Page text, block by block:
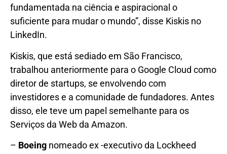
fundamentada na ciência e aspiracional o
suficiente para mudar o mundo”, disse Kiskis no
LinkedIn.
Kiskis, que está sediado em São Francisco,
trabalhou anteriormente para o Google Cloud como
diretor de startups, se envolvendo com
investidores e a comunidade de fundadores. Antes
disso, ele teve um papel semelhante para os
Serviços da Web da Amazon.
– Boeing nomeado ex -executivo da Lockheed